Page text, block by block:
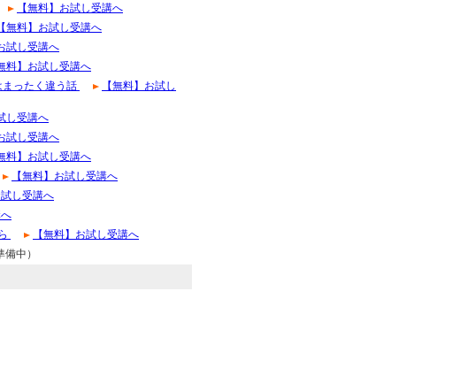
【無料】お試し受講へ
【無料】お試し受講へ
試し受講へ
料】お試し受講へ
まったく違う話
【無料】お試し
し受講へ
試し受講へ
料】お試し受講へ
【無料】お試し受講へ
試し受講へ
【無料】お試し受講へ
中）